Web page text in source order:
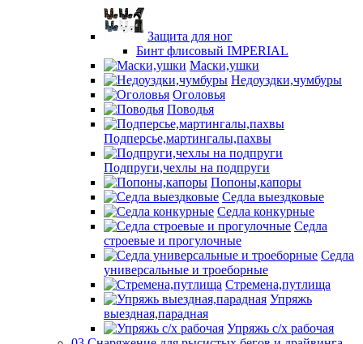
Защита для ног
Бинт флисовый IMPERIAL
Маски,ушки
Недоуздки,чумбуры
Оголовья
Поводья
Подперсье,мартингалы,пахвы
Подпруги,чехлы на подпруги
Попоны,капоры
Седла выездковые
Седла конкурные
Седла
строевые и прогулочные
Седла
универсальные и троеборные
Стремена,путлища
Упряжь
выездная,парадная
Упряжь с/х рабочая